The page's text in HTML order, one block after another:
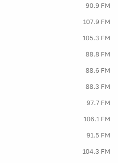
90.9 FM
107.9 FM
105.3 FM
88.8 FM
88.6 FM
88.3 FM
97.7 FM
106.1 FM
91.5 FM
104.3 FM